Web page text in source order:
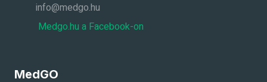
info@medgo.hu
Medgo.hu a Facebook-on
MedGO